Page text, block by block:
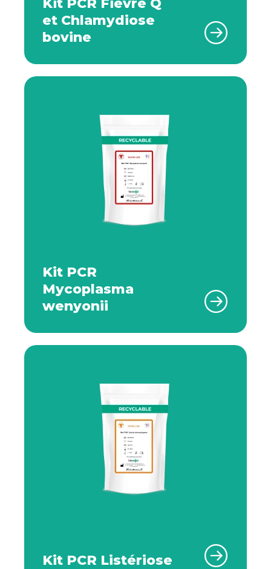
et Chlamydiose
bovine
Kit PCR
Mycoplasma
wenyonii
Kit PCR Listériose